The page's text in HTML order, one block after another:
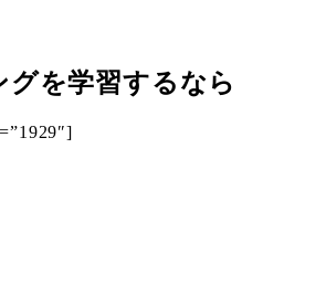
グを学習するなら